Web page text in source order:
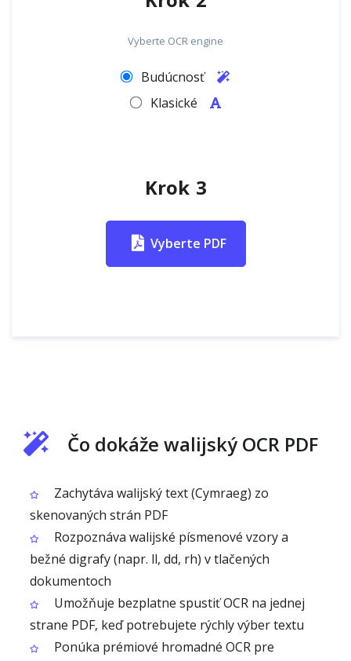
Vyberte OCR engine
Budúcnosť
Klasické
Krok 3
Vyberte PDF
Čo dokáže walijský OCR PDF
Zachytáva walijský text (Cymraeg) zo
skenovaných strán PDF
Rozpoznáva walijské písmenové vzory a
bežné digrafy (napr. ll, dd, rh) v tlačených
dokumentoch
Umožňuje bezplatne spustiť OCR na jednej
strane PDF, keď potrebujete rýchly výber textu
Ponúka prémiové hromadné OCR pre